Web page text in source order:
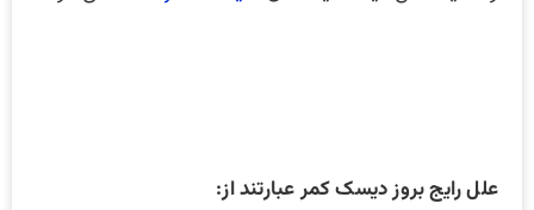
علل رایج بروز دیسک کمر عبارتند از: